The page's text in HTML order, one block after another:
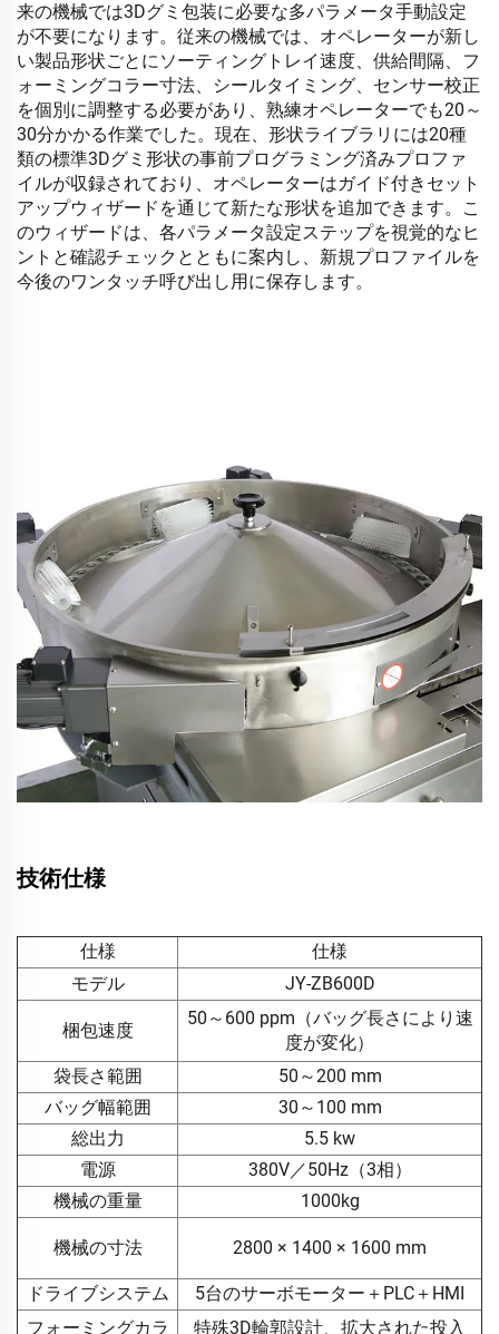
来の機械では3Dグミ包装に必要な多パラメータ手動設定
が不要になります。従来の機械では、オペレーターが新し
い製品形状ごとにソーティングトレイ速度、供給間隔、フ
ォーミングコラー寸法、シールタイミング、センサー校正
を個別に調整する必要があり、熟練オペレーターでも20～
30分かかる作業でした。現在、形状ライブラリには20種
類の標準3Dグミ形状の事前プログラミング済みプロファ
イルが収録されており、オペレーターはガイド付きセット
アップウィザードを通じて新たな形状を追加できます。こ
のウィザードは、各パラメータ設定ステップを視覚的なヒ
ントと確認チェックとともに案内し、新規プロファイルを
今後のワンタッチ呼び出し用に保存します。
技術仕様
仕様
仕様
モデル
JY-ZB600D
梱包速度
50～600 ppm（バッグ長さにより速
度が変化）
袋長さ範囲
50～200 mm
バッグ幅範囲
30～100 mm
総出力
5.5 kw
電源
380V／50Hz（3相）
機械の重量
1000kg
機械の寸法 2800 × 1400 × 1600 mm
ドライブシステム
5台のサーボモーター＋PLC＋HMI
フォーミングカラ
特殊3D輪郭設計、拡大された投入